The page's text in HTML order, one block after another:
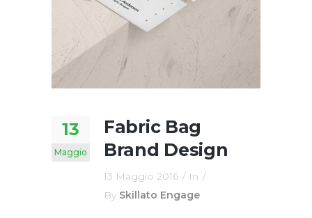
13
Maggio
Fabric Bag
Brand Design
13 Maggio 2016
In
By Skillato Engage